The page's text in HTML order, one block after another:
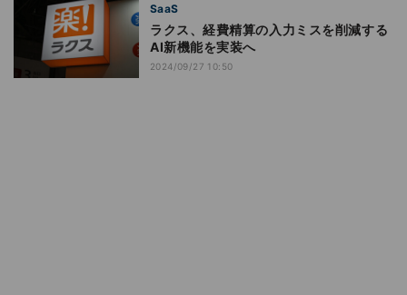
SaaS
ラクス、経費精算の入力ミスを削減する
AI新機能を実装へ
2024/09/27 10:50